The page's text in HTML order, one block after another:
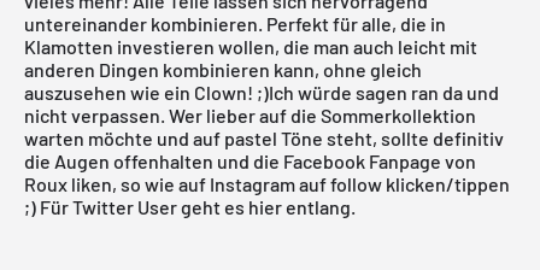
untereinander kombinieren. Perfekt für alle, die in
Klamotten investieren wollen, die man auch leicht mit
anderen Dingen kombinieren kann, ohne gleich
auszusehen wie ein Clown! ;)Ich würde sagen ran da und
nicht verpassen. Wer lieber auf die Sommerkollektion
warten möchte und auf pastel Töne steht, sollte definitiv
die Augen offenhalten und die Facebook Fanpage von
Roux liken, so wie auf Instagramauf follow klicken/tippen
;) Für Twitter User geht es hier entlang.